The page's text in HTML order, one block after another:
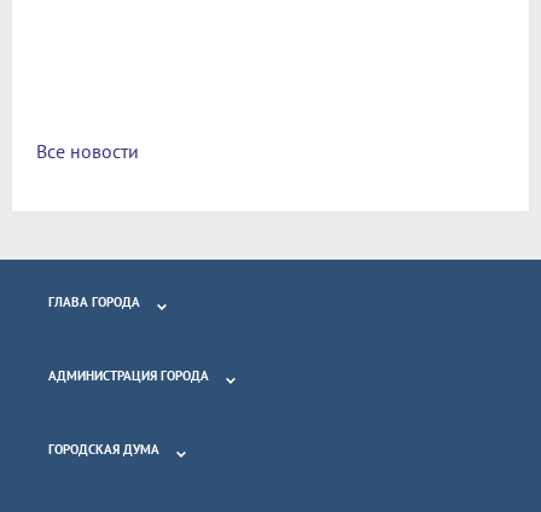
Все новости
ГЛАВА ГОРОДА
АДМИНИСТРАЦИЯ ГОРОДА
ГОРОДСКАЯ ДУМА